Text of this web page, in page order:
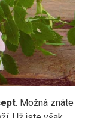
. Možná znáte